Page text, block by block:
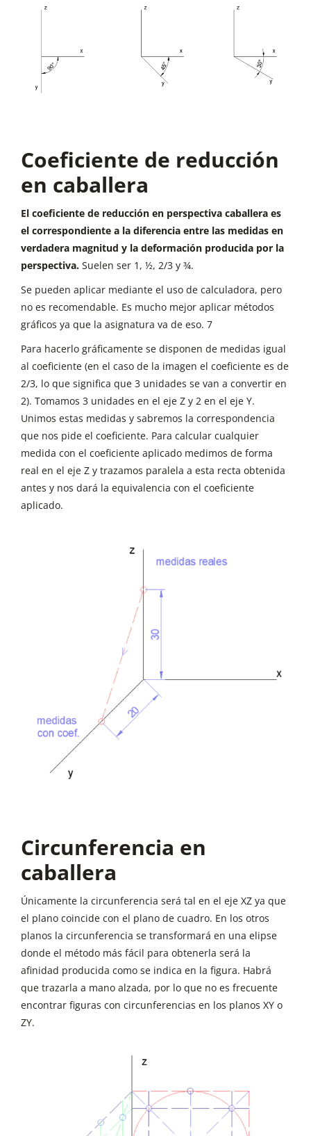
Coeficiente de reducción
en caballera
El coeficiente de reducción en perspectiva caballera es
el correspondiente a la diferencia entre las medidas en
verdadera magnitud y la deformación producida por la
perspectiva. Suelen ser 1, ½, 2/3 y ¾.
Se pueden aplicar mediante el uso de calculadora, pero
no es recomendable. Es mucho mejor aplicar métodos
gráficos ya que la asignatura va de eso. 7
Para hacerlo gráficamente se disponen de medidas igual
al coeficiente (en el caso de la imagen el coeficiente es de
2/3, lo que significa que 3 unidades se van a convertir en
2). Tomamos 3 unidades en el eje Z y 2 en el eje Y.
Unimos estas medidas y sabremos la correspondencia
que nos pide el coeficiente. Para calcular cualquier
medida con el coeficiente aplicado medimos de forma
real en el eje Z y trazamos paralela a esta recta obtenida
antes y nos dará la equivalencia con el coeficiente
aplicado.
Circunferencia en
caballera
Únicamente la circunferencia será tal en el eje XZ ya que
el plano coincide con el plano de cuadro. En los otros
planos la circunferencia se transformará en una elipse
donde el método más fácil para obtenerla será la
afinidad producida como se indica en la figura. Habrá
que trazarla a mano alzada, por lo que no es frecuente
encontrar figuras con circunferencias en los planos XY o
ZY.